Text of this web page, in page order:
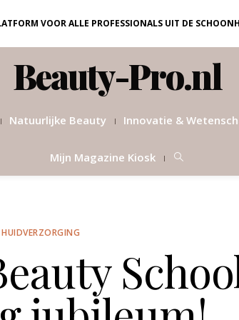
VOOR ALLE PROFESSIONALS UIT DE
Beauty-Pro.nl
Natuurlijke Beauty Innovatie &
Mijn Magazine Kiosk